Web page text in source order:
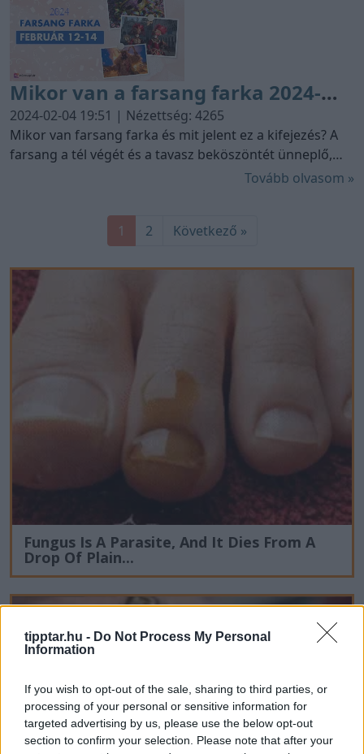
tipptar.hu - Do Not Process My Personal
Information
If you wish to opt-out of the sale, sharing to third parties, or
processing of your personal or sensitive information for
targeted advertising by us, please use the below opt-out
section to confirm your selection. Please note that after your
egyszerűen csak mosolyt csaljanak az arcunkra.
Összeszedtünk nektek párat az év majdnem mindegyik
Mikor van a farsang farka 2024-
ben? A farsangi időszak nagy
karneváljai
2024-02-04 19:51 | Nézettség: 4265
Mikor van farsang farka és mit jelent ez a kifejezés? A
farsang a tél végét és a tavasz beköszöntét ünneplő,
vidám időszak, tele jelmezekkel, bálokkal és
azaz január 6-án kezdődik és húshagyó keddig tart. A
farsang utolsó három napját, azaz csütörtököt,
pénteket és szombatot hívjuk farsang farkának.
Tovább olvasom »
1 2 Következő »
Fungus Is A Parasite, And It Dies From A
Drop Of Plain...